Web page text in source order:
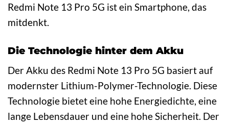
Redmi Note 13 Pro 5G ist ein Smartphone, das
mitdenkt.
Die Technologie hinter dem Akku
Der Akku des Redmi Note 13 Pro 5G basiert auf
modernster Lithium-Polymer-Technologie. Diese
Technologie bietet eine hohe Energiedichte, eine
lange Lebensdauer und eine hohe Sicherheit. Der